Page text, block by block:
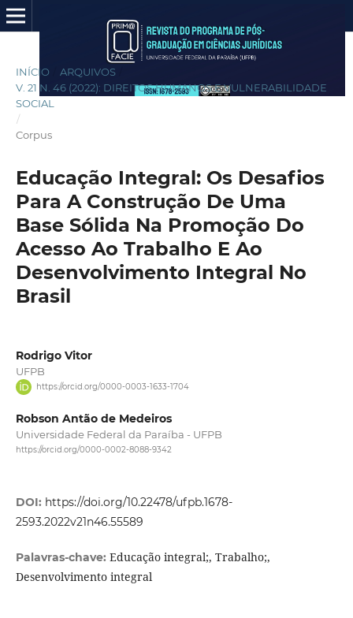
INÍCIO ARQUIVOS
V. 21 N. 46 (2022): DIREITOS HUMANOS E VULNERABILIDADE
SOCIAL
/
Corpus
Educação Integral: Os Desafios
Para A Construção De Uma
Base Sólida Na Promoção Do
Acesso Ao Trabalho E Ao
Desenvolvimento Integral No
Brasil
Rodrigo Vitor
UFPB
https://orcid.org/0000-0003-1633-1704
Robson Antão de Medeiros
Universidade Federal da Paraíba - UFPB
https://orcid.org/0000-0002-8088-9342
DOI: https://doi.org/10.22478/ufpb.1678-
2593.2022v21n46.55589
Palavras-chave: Educação integral;, Trabalho;,
Desenvolvimento integral